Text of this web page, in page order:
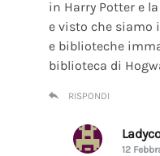
in Harry Potter e
e visto che siamo
e biblioteche
biblioteca di
RISPONDI
12